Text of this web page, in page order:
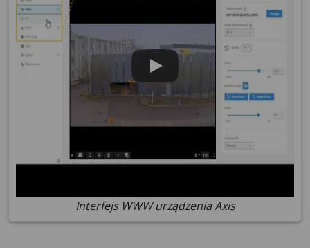
Interfejs WWW urządzenia Axis